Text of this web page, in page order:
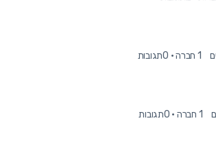
1 חברה · 0תגובות
1 חברה · 0תגובות